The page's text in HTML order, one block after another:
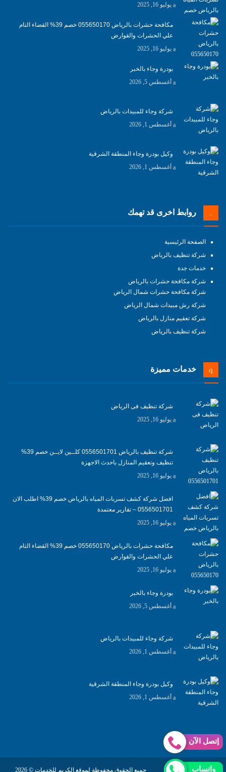
يوليو 16, 2025
مكافحة حشرات بالرياض 055650170 خصم 39% القضاء التام
علي الحشرات والقوارض
يوليو 16, 2025
بودرة وجاء بالخبر
أغسطس 5, 2026
شركة وجاء للمبيدات بالرياض
أغسطس 1, 2026
وكيل بودرة وجاء المنطقة الشرقية
أغسطس 1, 2026
روابط اخرى قد تهمك
الصفحة الرئيسية
شركة تنظيف بالرياض
خدمات جدة
شركة مكافحة حشرات بالرياض
شركة مكافحة حشرات شمال الرياض
شركة رش مبيدات شمال الرياض
شركة تعقيم منازل بالرياض
شركة تنظيف بالرياض
خدمات مميزة
شركة تنظيف فى الرياض
يوليو 16, 2025
شركة تنظيف بالرياض 0556501701 كلــين لايــن خصم 39%
تنظيف وتعقيم المنازل باحدث الاجهزة
يوليو 16, 2025
افضل شركة كشف تسربات المياه بالرياض خصم 39% اطلب الان
0556501701‬‏ – تقارير معتمدة
يوليو 16, 2025
مكافحة حشرات بالرياض 055650170 خصم 39% القضاء التام
علي الحشرات والقوارض
يوليو 16, 2025
بودرة وجاء بالخبر
أغسطس 5, 2026
شركة وجاء للمبيدات بالرياض
أغسطس 1, 2026
وكيل بودرة وجاء المنطقة الشرقية
أغسطس 1, 2026
Abo Gomaa جميع الحقوق محفوظة لموقع الكريم للخدمات © 2026
إتصل الآن
واتساب